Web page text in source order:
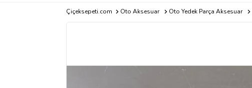
Çiçeksepeti.com Oto Aksesuar Oto Yedek Parça Aksesuar